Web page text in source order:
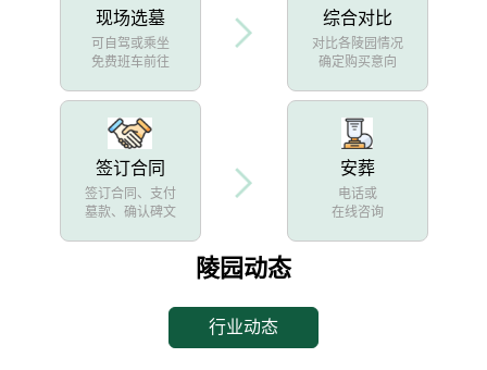
现场选墓
可自驾或乘坐
免费班车前往
综合对比
对比各陵园情况
确定购买意向
签订合同
签订合同、支付
墓款、确认碑文
安葬
电话或
在线咨询
陵园动态
行业动态